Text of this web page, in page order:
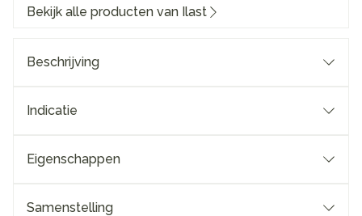
Bekijk alle producten van Ilast
Beschrijving
Indicatie
Eigenschappen
Samenstelling